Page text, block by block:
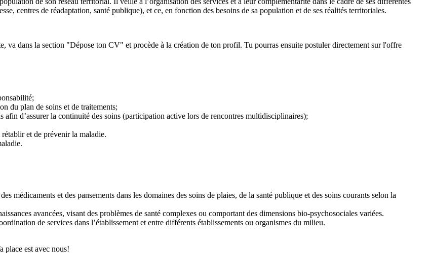
centres de réadaptation, santé publique), et ce, en fonction des besoins de sa population et de ses réalités territoriales.
va dans la section "Dépose ton CV" et procède à la création de ton profil. Tu pourras ensuite postuler directement sur l'offre
du plan de soins et de traitements;
d’assurer la continuité des soins (participation active lors de rencontres multidisciplinaires);
et de prévenir la maladie.
médicaments et des pansements dans les domaines des soins de plaies, de la santé publique et des soins courants selon la
avancées, visant des problèmes de santé complexes ou comportant des dimensions bio-psychosociales variées.
de services dans l’établissement et entre différents établissements ou organismes du milieu.
place est avec nous!